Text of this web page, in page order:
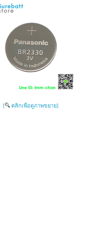
[ คลิกเพื่อดูภาพขยาย]